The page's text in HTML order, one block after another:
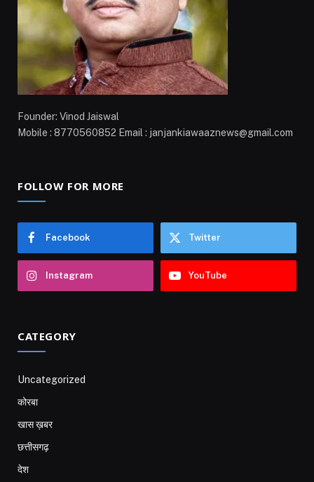
Founder: Vinod Jaiswal
Mobile : 8770560852 Email : janjankiawaaznews@gmail.com
FOLLOW FOR MORE
Facebook Twitter
Instagram YouTube
CATEGORY
Uncategorized
कोरबा
खास ख़बर
छत्तीसगढ़
देश